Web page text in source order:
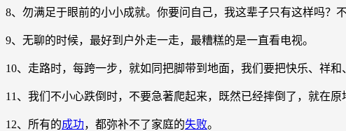
8、勿满足于眼前的小小成就。你要问自己，我这辈子只有这样吗？
9、无聊的时候，最好到户外走一走，最糟糕的是一直看电视。
10、走路时，每跨一步，就如同把脚带到地面，我们要把快乐、祥和
11、我们不小心跌倒时，不要急著爬起来，既然已经摔倒了，就在原
12、所有的成功，都弥补不了家庭的失败。